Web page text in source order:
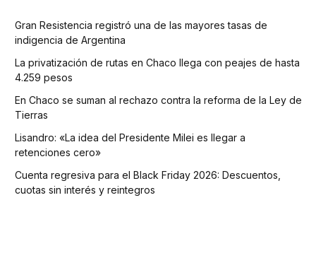
Gran Resistencia registró una de las mayores tasas de
indigencia de Argentina
La privatización de rutas en Chaco llega con peajes de hasta
4.259 pesos
En Chaco se suman al rechazo contra la reforma de la Ley de
Tierras
Lisandro: «La idea del Presidente Milei es llegar a
retenciones cero»
Cuenta regresiva para el Black Friday 2026: Descuentos,
cuotas sin interés y reintegros